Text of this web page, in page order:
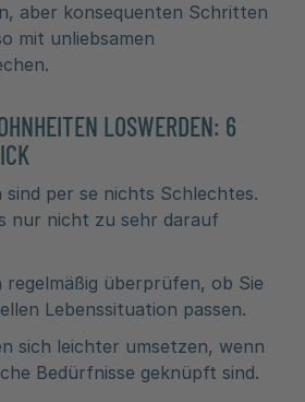
aber konsequenten Schritten
mit unliebsamen
LOSWERDEN: 6
sind per se nichts Schlechtes.
nur nicht zu sehr darauf
regelmäßig überprüfen, ob Sie
Lebenssituation passen.
sich leichter umsetzen, wenn
Bedürfnisse geknüpft sind.